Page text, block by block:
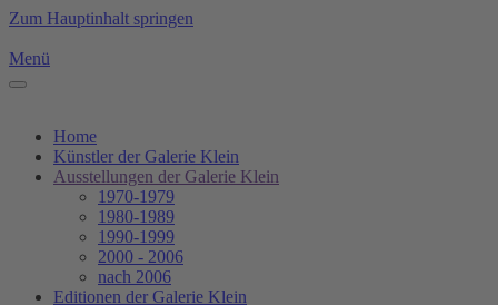
Zum Hauptinhalt springen
Menü
Home
Künstler der Galerie Klein
Ausstellungen der Galerie Klein
1970-1979
1980-1989
1990-1999
2000 - 2006
nach 2006
Editionen der Galerie Klein